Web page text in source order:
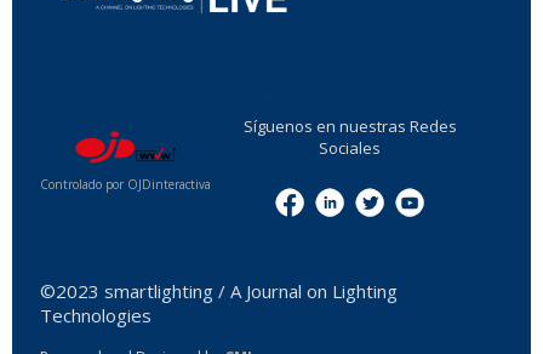
Controlado por OJDinteractiva
Síguenos en nuestras Redes
Sociales
©2023 smartlighting / A Journal on Lighting
Technologies